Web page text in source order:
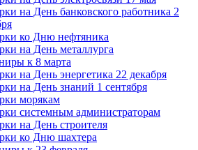
на День банковского работника 2
ко Дню нефтяника
на День металлурга
к 8 марта
на День энергетика 22 декабря
на День знаний 1 сентября
морякам
системным администраторам
на День строителя
ко Дню шахтера